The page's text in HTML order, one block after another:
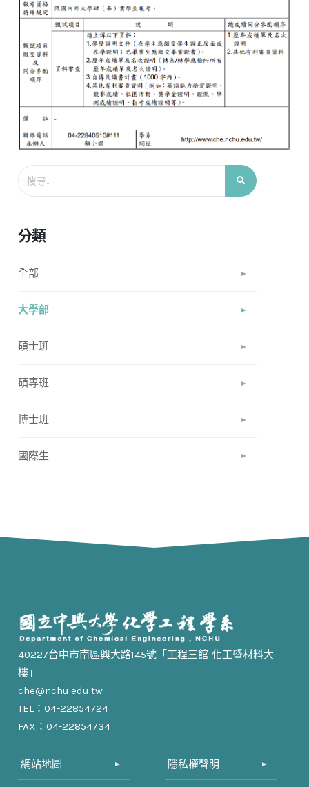
分類
全部
大學部
碩士班
碩專班
博士班
國際生
40227台中市南區興大路145號「工程三館-化工暨材料大
樓」
che@nchu.edu.tw
TEL：04-22854724
FAX：04-22854734
網站地圖 隱私權聲明